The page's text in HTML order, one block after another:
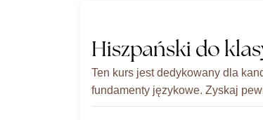
Hiszpański do
Ten kurs jest dedykowany dla
fundamenty językowe. Zyskaj